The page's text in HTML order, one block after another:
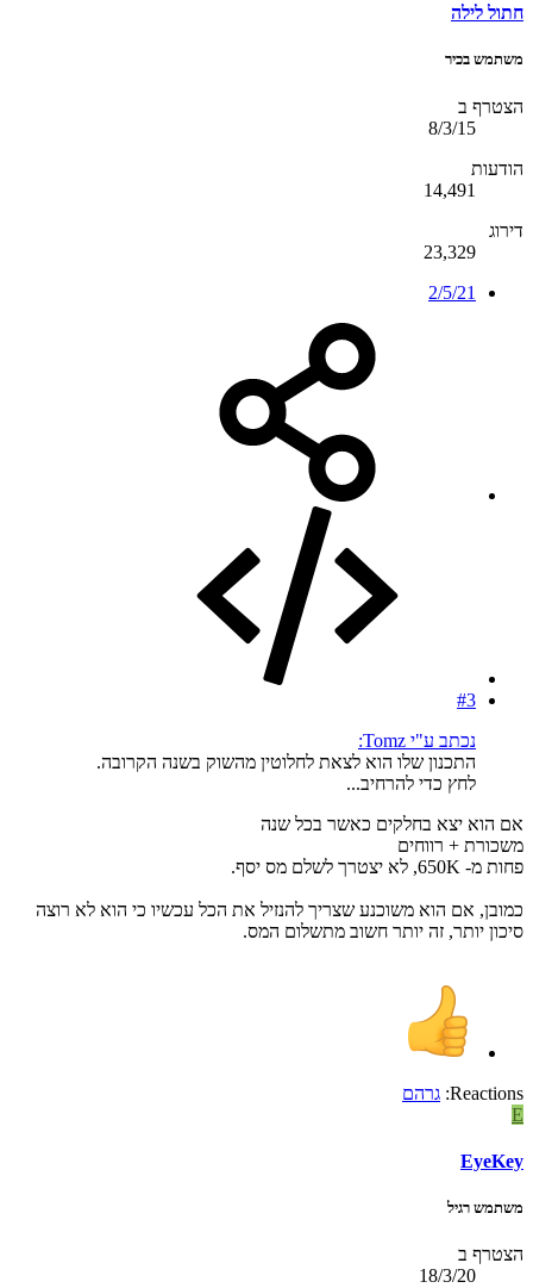
חתול לילה
משתמש בכיר
הצטרף ב
8/3/15
הודעות
14,491
דירוג
23,329
2/5/21
#3
נכתב ע"י Tomz:
התכנון שלו הוא לצאת לחלוטין מהשוק בשנה הקרובה.
לחץ כדי להרחיב...
אם הוא יצא בחלקים כאשר בכל שנה
משכורת + רווחים
פחות מ- 650K, לא יצטרך לשלם מס יסף.
כמובן, אם הוא משוכנע שצריך להנזיל את הכל עכשיו כי הוא לא רוצה
סיכון יותר, זה יותר חשוב מתשלום המס.
Reactions: גרהם
E
EyeKey
משתמש רגיל
הצטרף ב
18/3/20